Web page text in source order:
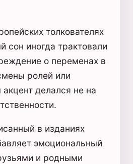
толкователях
сон иногда трактовали
о переменах в
ролей или
делался не на
в изданиях
эмоциональный
и родными